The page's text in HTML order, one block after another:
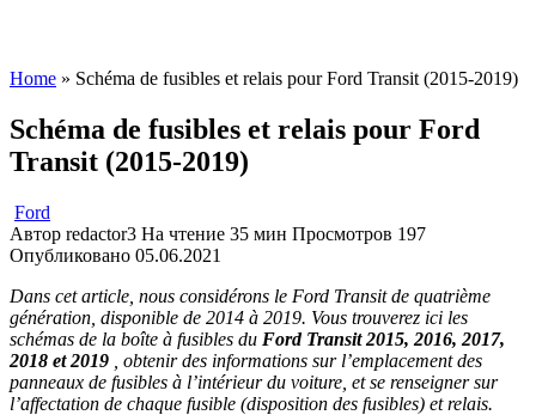
Home » Schéma de fusibles et relais pour Ford Transit (2015-2019)
Schéma de fusibles et relais pour Ford
Transit (2015-2019)
Ford
Автор redactor3 На чтение 35 мин Просмотров 197
Опубликовано 05.06.2021
Dans cet article, nous considérons le Ford Transit de quatrième
génération, disponible de 2014 à 2019. Vous trouverez ici les
schémas de la boîte à fusibles du Ford Transit 2015, 2016, 2017,
2018 et 2019 , obtenir des informations sur l’emplacement des
panneaux de fusibles à l’intérieur du voiture, et se renseigner sur
l’affectation de chaque fusible (disposition des fusibles) et relais.